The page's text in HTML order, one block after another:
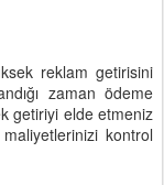
reklam getirisini
zaman ödeme
getiriyi elde etmeniz
kontrol